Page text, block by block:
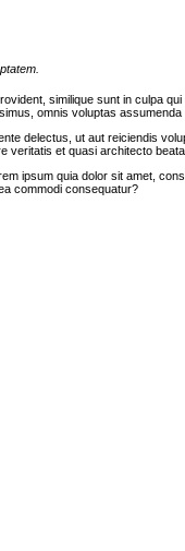
similique sunt in culpa
omnis voluptas assumenda
delectus, ut aut reiciendis
veritatis et quasi architecto
ipsum quia dolor sit amet,
commodi consequatur?